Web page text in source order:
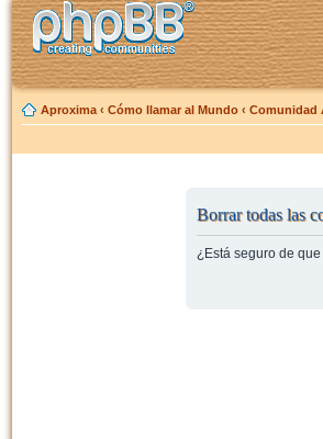
Aproxima ‹ Cómo llamar al Mundo ‹ Comunidad
Borrar todas las
¿Está seguro de